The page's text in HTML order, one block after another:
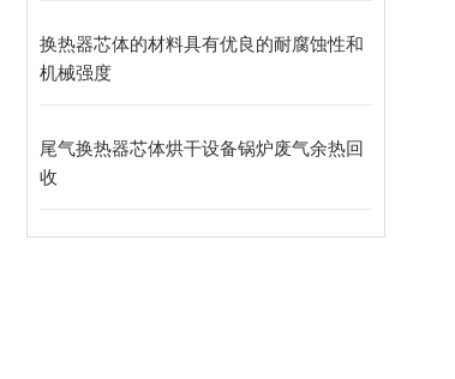
换热器芯体的材料具有优良的耐腐蚀性和
机械强度
尾气换热器芯体烘干设备锅炉废气余热回
收